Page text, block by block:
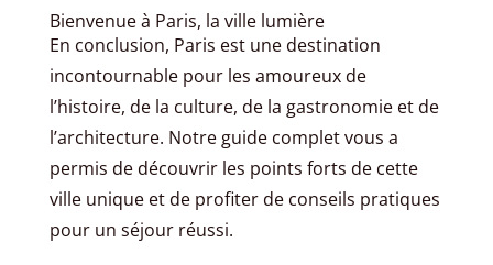
Bienvenue à Paris, la ville lumière
En conclusion, Paris est une destination
incontournable pour les amoureux de
l’histoire, de la culture, de la gastronomie et de
l’architecture. Notre guide complet vous a
permis de découvrir les points forts de cette
ville unique et de profiter de conseils pratiques
pour un séjour réussi.